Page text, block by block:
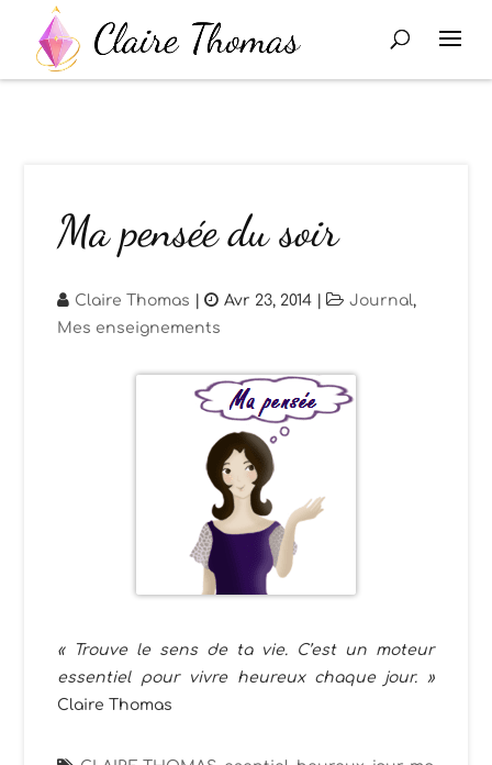
Ma pensée du soir
Claire Thomas | Avr 23, 2014 | Journal,
Mes enseignements
« Trouve le sens de ta vie. C’est un moteur
essentiel pour vivre heureux chaque jour. »
Claire Thomas